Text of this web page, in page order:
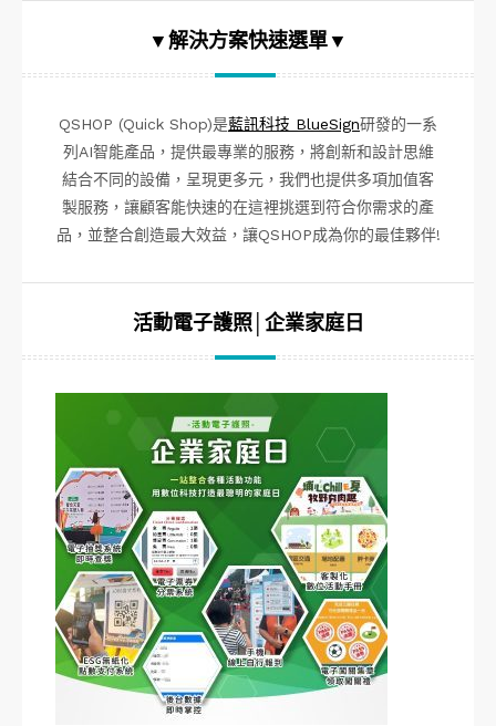
▼解決方案快速選單▼
QSHOP (Quick Shop)是藍訊科技 BlueSign研發的一系
列AI智能產品，提供最專業的服務，將創新和設計思維
結合不同的設備，呈現更多元，我們也提供多項加值客
製服務，讓顧客能快速的在這裡挑選到符合你需求的產
品，並整合創造最大效益，讓QSHOP成為你的最佳夥伴!
活動電子護照│企業家庭日